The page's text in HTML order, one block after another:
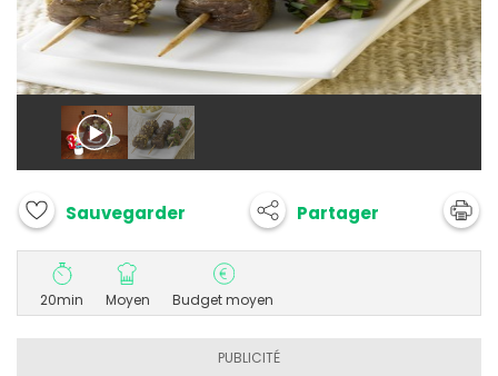
Sauvegarder Partager
20min Moyen Budget moyen